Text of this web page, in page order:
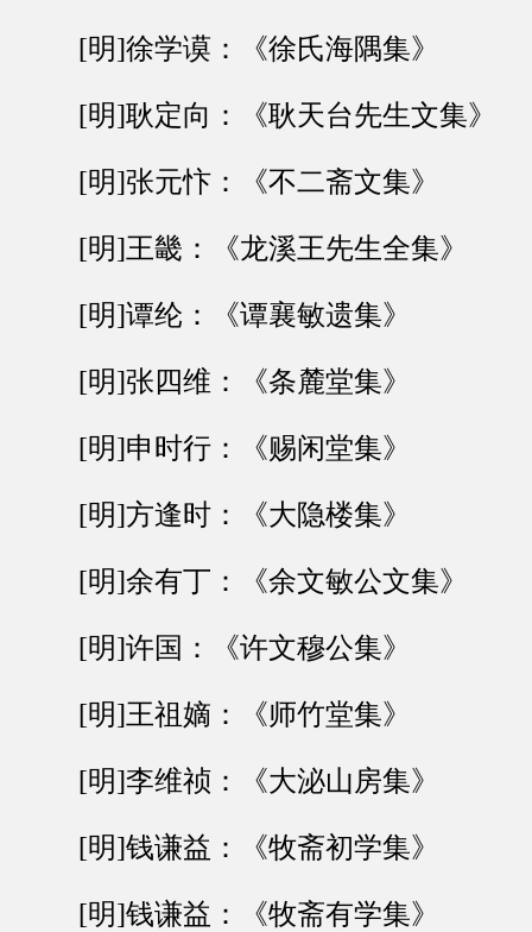
[明]徐学谟：《徐氏海隅集》
[明]耿定向：《耿天台先生文集》
[明]张元忭：《不二斋文集》
[明]王畿：《龙溪王先生全集》
[明]谭纶：《谭襄敏遗集》
[明]张四维：《条麓堂集》
[明]申时行：《赐闲堂集》
[明]方逢时：《大隐楼集》
[明]余有丁：《余文敏公文集》
[明]许国：《许文穆公集》
[明]王祖嫡：《师竹堂集》
[明]李维祯：《大泌山房集》
[明]钱谦益：《牧斋初学集》
[明]钱谦益：《牧斋有学集》